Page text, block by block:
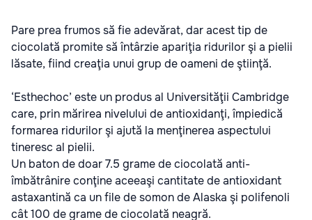
Pare prea frumos să fie adevărat, dar acest tip de
ciocolată promite să întârzie apariţia ridurilor şi a pielii
lăsate, fiind creaţia unui grup de oameni de ştiinţă.
‘Esthechoc’ este un produs al Universităţii Cambridge
care, prin mărirea nivelului de antioxidanţi, împiedică
formarea ridurilor şi ajută la menţinerea aspectului
tineresc al pielii.
Un baton de doar 7.5 grame de ciocolată anti-
îmbătrânire conţine aceeaşi cantitate de antioxidant
astaxantină ca un file de somon de Alaska şi polifenoli
cât 100 de grame de ciocolată neagră.